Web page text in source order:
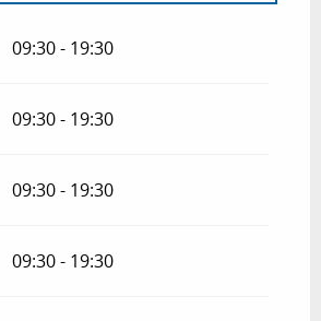
2026
09:30 - 19:30
09:30 - 19:30
09:30 - 19:30
09:30 - 19:30